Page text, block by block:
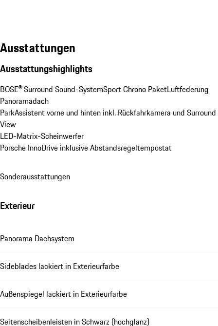
Ausstattungen
Ausstattungshighlights
BOSE® Surround Sound-SystemSport Chrono PaketLuftfederung
Panoramadach
ParkAssistent vorne und hinten inkl. Rückfahrkamera und Surround
View
LED-Matrix-Scheinwerfer
Porsche InnoDrive inklusive Abstandsregeltempostat
Sonderausstattungen
Exterieur
Panorama Dachsystem
Sideblades lackiert in Exterieurfarbe
Außenspiegel lackiert in Exterieurfarbe
Seitenscheibenleisten in Schwarz (hochglanz)